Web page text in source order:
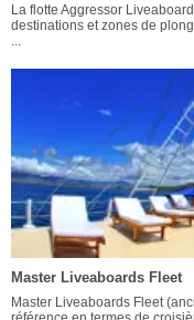
La flotte Aggressor
destinations et zones de
...
Master Liveaboards Fleet
Master Liveaboards Fleet